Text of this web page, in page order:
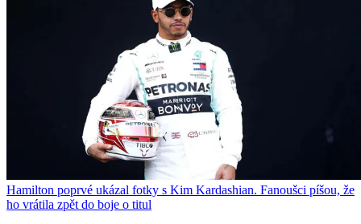
Hamilton poprvé ukázal fotky s Kim Kardashian. Fanoušci píšou, že
ho vrátila zpět do boje o titul